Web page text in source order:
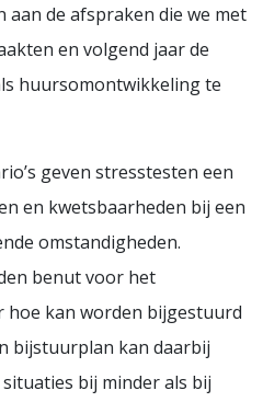
aan de afspraken die we met
en volgend jaar de
huursomontwikkeling te
geven stresstesten een
en kwetsbaarheden bij een
omstandigheden.
benut voor het
hoe kan worden bijgestuurd
bijstuurplan kan daarbij
bij minder als bij